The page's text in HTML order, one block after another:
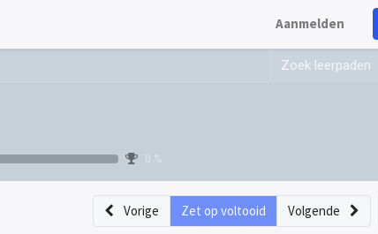
Aanmelden
0 %
Vorige Zet op voltooid Volgende